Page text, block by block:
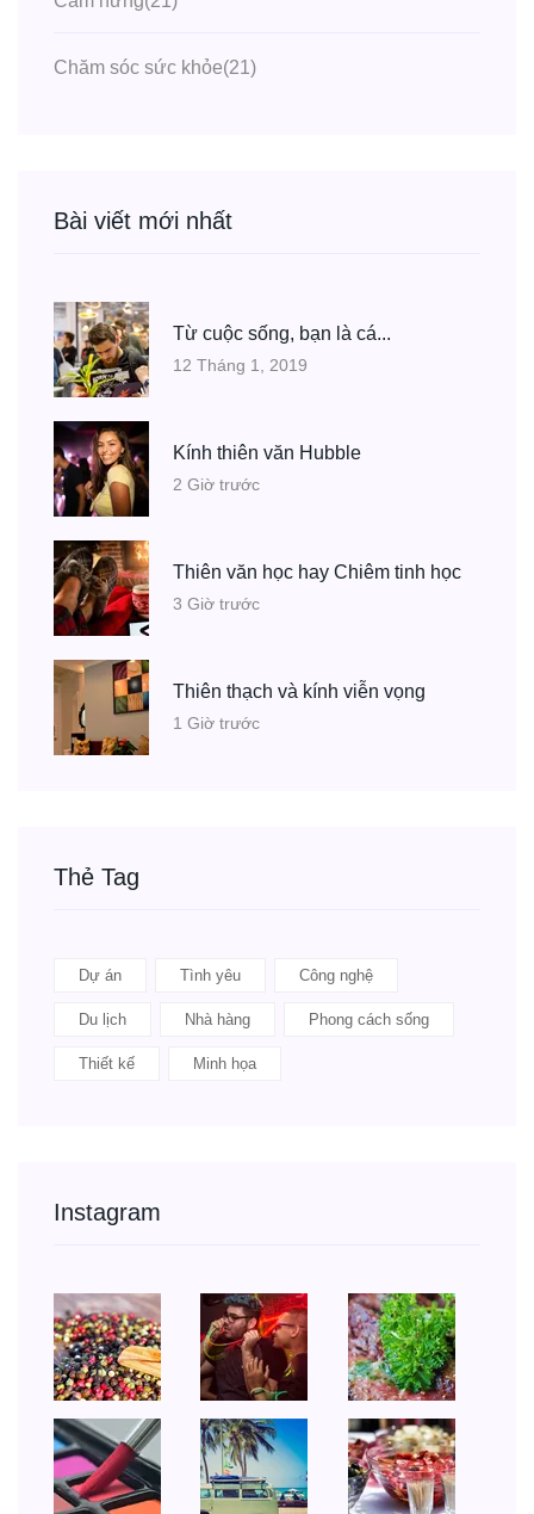
Chăm sóc sức khỏe(21)
Bài viết mới nhất
Từ cuộc sống, bạn là cá...
12 Tháng 1, 2019
Kính thiên văn Hubble
2 Giờ trước
Thiên văn học hay Chiêm tinh học
3 Giờ trước
Thiên thạch và kính viễn vọng
1 Giờ trước
Thẻ Tag
Dự án Tình yêu Công nghệ
Du lịch Nhà hàng Phong cách sống
Thiết kế Minh họa
Instagram